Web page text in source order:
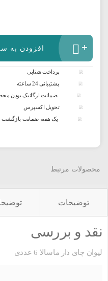
افزودن به
پرداخت شتابی
پشتیبانی 24 ساعته
ضمانت ارگانیک بودن
تحویل اکسپرس
یک هفته ضمانت بازگشت
محصولات مرتبط
توضیحات
نقد و بررسی
لیوان چای دار ماسالا 6 عددی